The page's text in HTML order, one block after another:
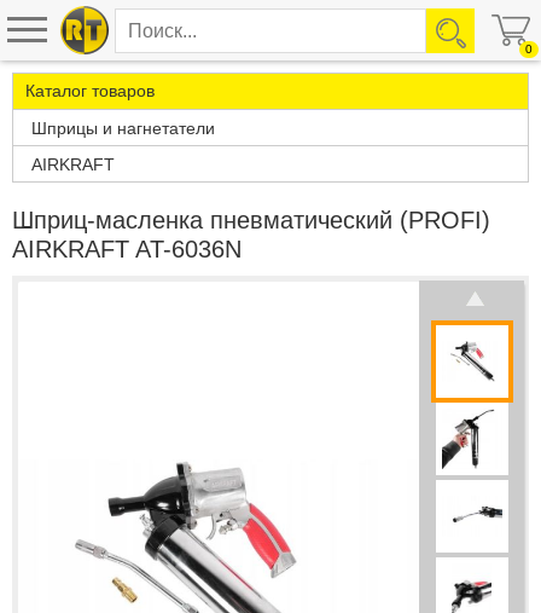
0
Каталог товаров
Шприцы и нагнетатели
AIRKRAFT
Шприц-масленка пневматический (PROFI)
AIRKRAFT AT-6036N